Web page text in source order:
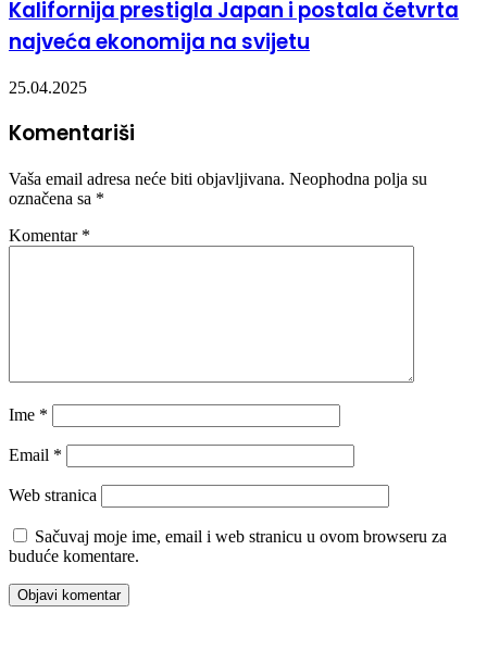
Kalifornija prestigla Japan i postala četvrta
najveća ekonomija na svijetu
25.04.2025
Komentariši
Vaša email adresa neće biti objavljivana. Neophodna polja su
označena sa *
Komentar *
Ime *
Email *
Web stranica
Sačuvaj moje ime, email i web stranicu u ovom browseru za
buduće komentare.